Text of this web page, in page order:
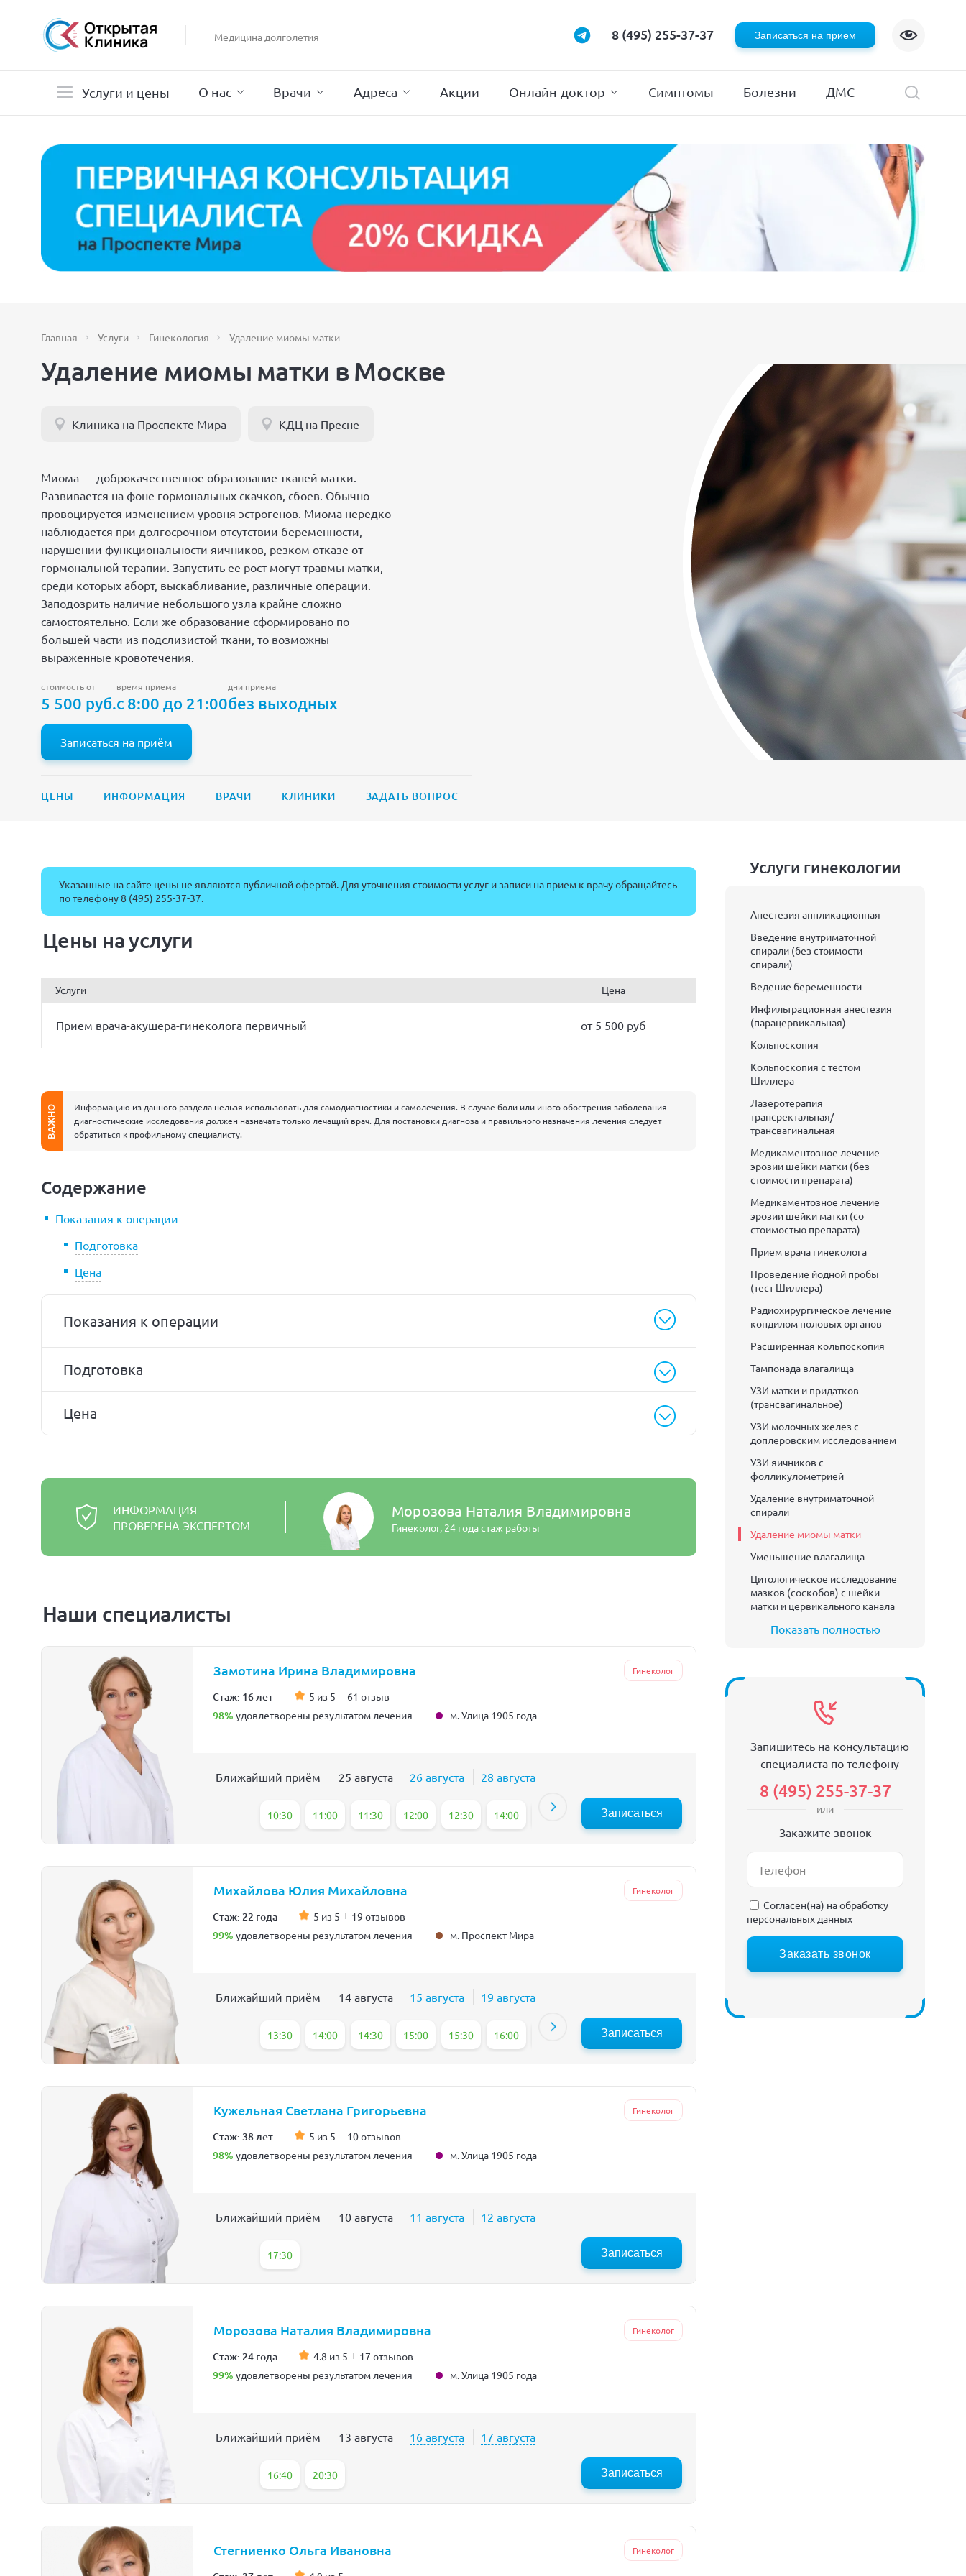
Медицина долголетия 8 (495) 255-37-37 Записаться на прием
Услуги и цены
Нейрохирургия
Проктология
Психотерапия
Хирургия
Эндокринология
О нас Врачи Адреса Акции Онлайн-доктор Симптомы Болезни ДМС
Главная Услуги Гинекология Удаление миомы матки
Удаление миомы матки в Москве
Клиника на Проспекте Мира КДЦ на Пресне
Миома — доброкачественное образование тканей матки.
Развивается на фоне гормональных скачков, сбоев. Обычно
провоцируется изменением уровня эстрогенов. Миома нередко
наблюдается при долгосрочном отсутствии беременности,
нарушении функциональности яичников, резком отказе от
гормональной терапии. Запустить ее рост могут травмы матки,
среди которых аборт, выскабливание, различные операции.
Заподозрить наличие небольшого узла крайне сложно
самостоятельно. Если же образование сформировано по
большей части из подслизистой ткани, то возможны
выраженные кровотечения.
стоимость от
5 500 руб.
время приема
с 8:00 до 21:00
дни приема
без выходных
Записаться на приём
ЦЕНЫ ИНФОРМАЦИЯ ВРАЧИ КЛИНИКИ ЗАДАТЬ ВОПРОС
Указанные на сайте цены не являются публичной офертой. Для уточнения стоимости услуг и записи на прием к врачу обращайтесь
по телефону8 (495) 255-37-37.
Цены на услуги
Услуги Цена
Прием врача-акушера-гинеколога первичный от 5 500 руб
ВАЖНО
Информацию из данного раздела нельзя использовать для самодиагностики и самолечения. В случае боли или иного обострения заболевания
диагностические исследования должен назначать только лечащий врач. Для постановки диагноза и правильного назначения лечения следует
обратиться к профильному специалисту.
Содержание
Показания к операции
Подготовка
Цена
Показания к операции
Подготовка
Цена
ИНФОРМАЦИЯ
ПРОВЕРЕНА ЭКСПЕРТОМ
Морозова Наталия Владимировна
Гинеколог, 24 года стаж работы
Наши специалисты
Замотина Ирина Владимировна Гинеколог
Стаж: 16 лет 5 из 5 61 отзыв
98% удовлетворены результатом лечения м. Улица 1905 года
Ближайший приём 25 августа 26 августа 28 августа
10:30 11:00 11:30 12:00 12:30 14:00 14:30 15:00 15:30
Записаться
Михайлова Юлия Михайловна Гинеколог
Стаж: 22 года 5 из 5 19 отзывов
99% удовлетворены результатом лечения м. Проспект Мира
Ближайший приём 14 августа 15 августа 19 августа
13:30 14:00 14:30 15:00 15:30 16:00 16:30 Записаться
Кужельная Светлана Григорьевна Гинеколог
Стаж: 38 лет 5 из 5 10 отзывов
98% удовлетворены результатом лечения м. Улица 1905 года
Ближайший приём 10 августа 11 августа 12 августа
17:30 Записаться
Морозова Наталия Владимировна Гинеколог
Стаж: 24 года 4.8 из 5 17 отзывов
99% удовлетворены результатом лечения м. Улица 1905 года
Ближайший приём 13 августа 16 августа 17 августа
16:40 20:30 Записаться
Стегниенко Ольга Ивановна Гинеколог
Услуги гинекологии
Анестезия аппликационная
Введение внутриматочной
спирали (без стоимости
спирали)
Ведение беременности
Инфильтрационная анестезия
(парацервикальная)
Кольпоскопия
Кольпоскопия с тестом
Шиллера
Лазеротерапия
трансректальная/
трансвагинальная
Медикаментозное лечение
эрозии шейки матки (без
стоимости препарата)
Медикаментозное лечение
эрозии шейки матки (со
стоимостью препарата)
Прием врача гинеколога
Проведение йодной пробы
(тест Шиллера)
Радиохирургическое лечение
кондилом половых органов
Расширенная кольпоскопия
Тампонада влагалища
УЗИ матки и придатков
(трансвагинальное)
УЗИ молочных желез с
доплеровским исследованием
УЗИ яичников с
фолликулометрией
Удаление внутриматочной
спирали
Удаление миомы матки
Уменьшение влагалища
Цитологическое исследование
мазков (соскобов) с шейки
матки и цервикального канала
Показать полностью
Запишитесь на консультацию
специалиста по телефону
8 (495) 255-37-37
или
Закажите звонок
Согласен(на) наобработку
персональных данных
Заказать звонок